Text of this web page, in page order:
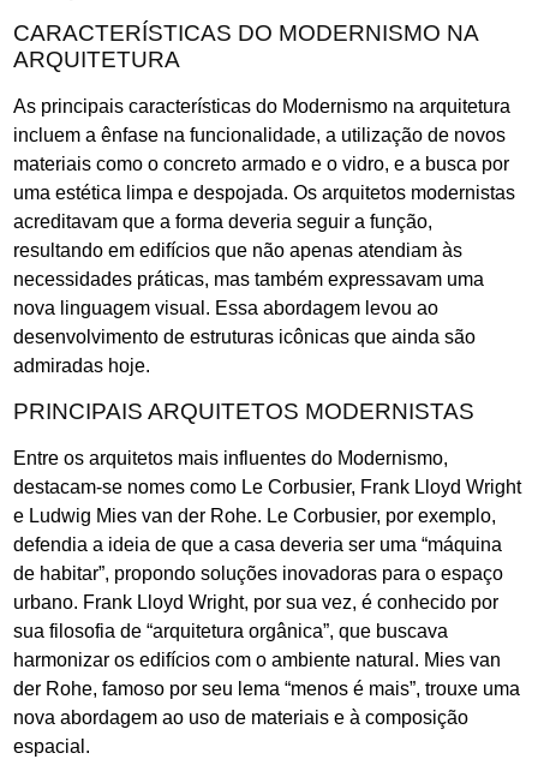
CARACTERÍSTICAS DO MODERNISMO NA
ARQUITETURA
As principais características do Modernismo na arquitetura
incluem a ênfase na funcionalidade, a utilização de novos
materiais como o concreto armado e o vidro, e a busca por
uma estética limpa e despojada. Os arquitetos modernistas
acreditavam que a forma deveria seguir a função,
resultando em edifícios que não apenas atendiam às
necessidades práticas, mas também expressavam uma
nova linguagem visual. Essa abordagem levou ao
desenvolvimento de estruturas icônicas que ainda são
admiradas hoje.
PRINCIPAIS ARQUITETOS MODERNISTAS
Entre os arquitetos mais influentes do Modernismo,
destacam-se nomes como Le Corbusier, Frank Lloyd Wright
e Ludwig Mies van der Rohe. Le Corbusier, por exemplo,
defendia a ideia de que a casa deveria ser uma “máquina
de habitar”, propondo soluções inovadoras para o espaço
urbano. Frank Lloyd Wright, por sua vez, é conhecido por
sua filosofia de “arquitetura orgânica”, que buscava
harmonizar os edifícios com o ambiente natural. Mies van
der Rohe, famoso por seu lema “menos é mais”, trouxe uma
nova abordagem ao uso de materiais e à composição
espacial.